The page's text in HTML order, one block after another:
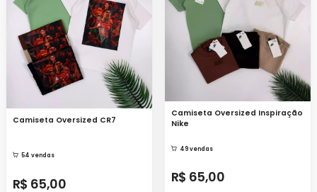
Camiseta Oversized CR7
54 vendas
R$ 65,00
Camiseta Oversized Inspiração
Nike
49 vendas
R$ 65,00